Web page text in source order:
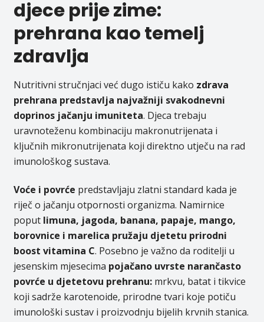
djece prije zime:
prehrana kao temelj
zdravlja
Nutritivni stručnjaci već dugo ističu kako zdrava
prehrana predstavlja najvažniji svakodnevni
doprinos jačanju imuniteta. Djeca trebaju
uravnoteženu kombinaciju makronutrijenata i
ključnih mikronutrijenata koji direktno utječu na rad
imunološkog sustava.
Voće i povrće predstavljaju zlatni standard kada je
riječ o jačanju otpornosti organizma. Namirnice
poput limuna, jagoda, banana, papaje, mango,
borovnice i marelica pružaju djetetu prirodni
boost vitamina C. Posebno je važno da roditelji u
jesenskim mjesecima pojačano uvrste narančasto
povrće u djetetovu prehranu: mrkvu, batat i tikvice
koji sadrže karotenoide, prirodne tvari koje potiču
imunološki sustav i proizvodnju bijelih krvnih stanica.